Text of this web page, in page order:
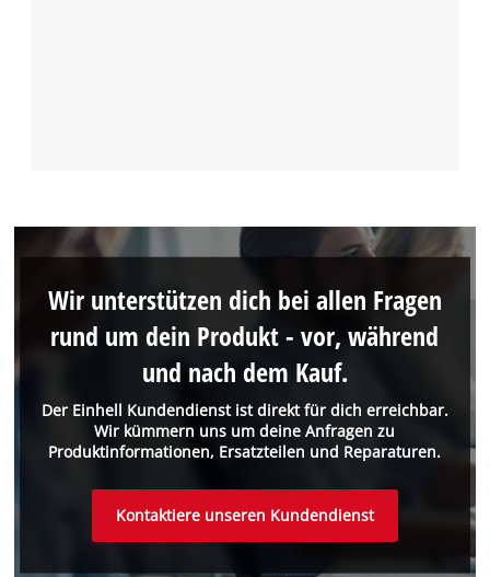
Der Einhell Kundendienst ist direkt für dich erreichbar.
Wir kümmern uns um deine Anfragen zu
Produktinformationen, Ersatzteilen und Reparaturen.
Wir unterstützen dich bei allen Fragen
rund um dein Produkt - vor, während
und nach dem Kauf.
Kontaktiere unseren Kundendienst